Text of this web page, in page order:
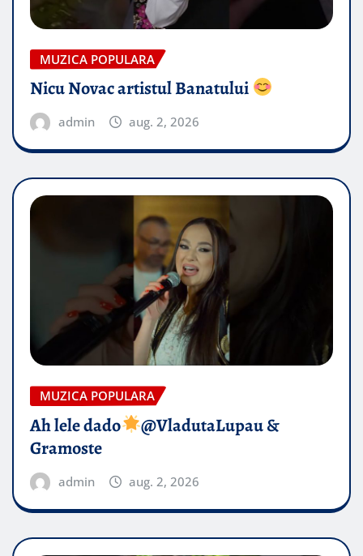
MUZICA POPULARA
Nicu Novac artistul Banatului
admin aug. 2, 2026
MUZICA POPULARA
Ah lele dado​
@VladutaLupau &
Gramoste
admin aug. 2, 2026